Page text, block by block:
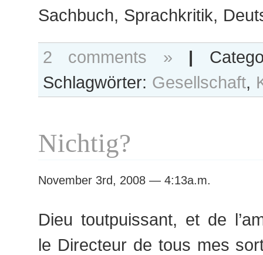
Sachbuch, Sprachkritik,
2 comments » |
Schlagwörter: Gesellschaft,
Nichtig?
November 3rd, 2008 — 4:13a.m.
Dieu toutpuissant, et de
le Directeur de tous mes